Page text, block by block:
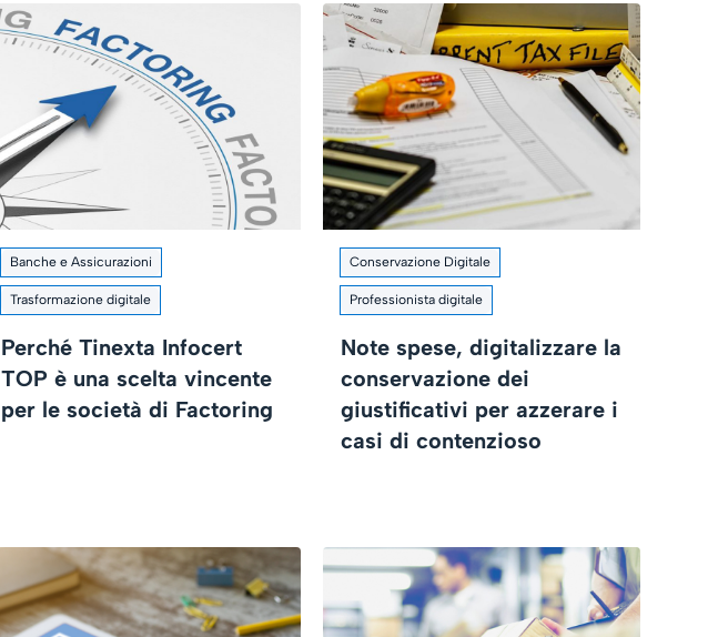
Banche e Assicurazioni
Trasformazione digitale
Perché Tinexta Infocert
TOP è una scelta vincente
per le società di Factoring
Conservazione Digitale
Professionista digitale
Note spese, digitalizzare la
conservazione dei
giustificativi per azzerare i
casi di contenzioso